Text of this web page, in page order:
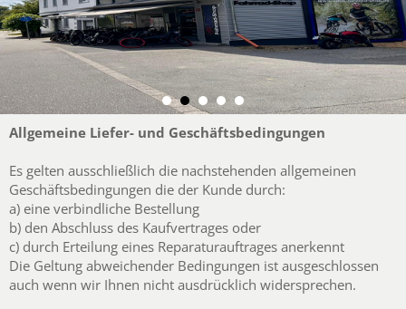
Allgemeine Liefer- und Geschäftsbedingungen
Es gelten ausschließlich die nachstehenden allgemeinen
Geschäftsbedingungen die der Kunde durch:
a) eine verbindliche Bestellung
b) den Abschluss des Kaufvertrages oder
c) durch Erteilung eines Reparaturauftrages anerkennt
Die Geltung abweichender Bedingungen ist ausgeschlossen
auch wenn wir Ihnen nicht ausdrücklich widersprechen.